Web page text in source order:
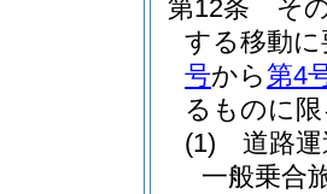
第12条
そ
する移動
号から第4
るものに
(1)
道路
一般乗合